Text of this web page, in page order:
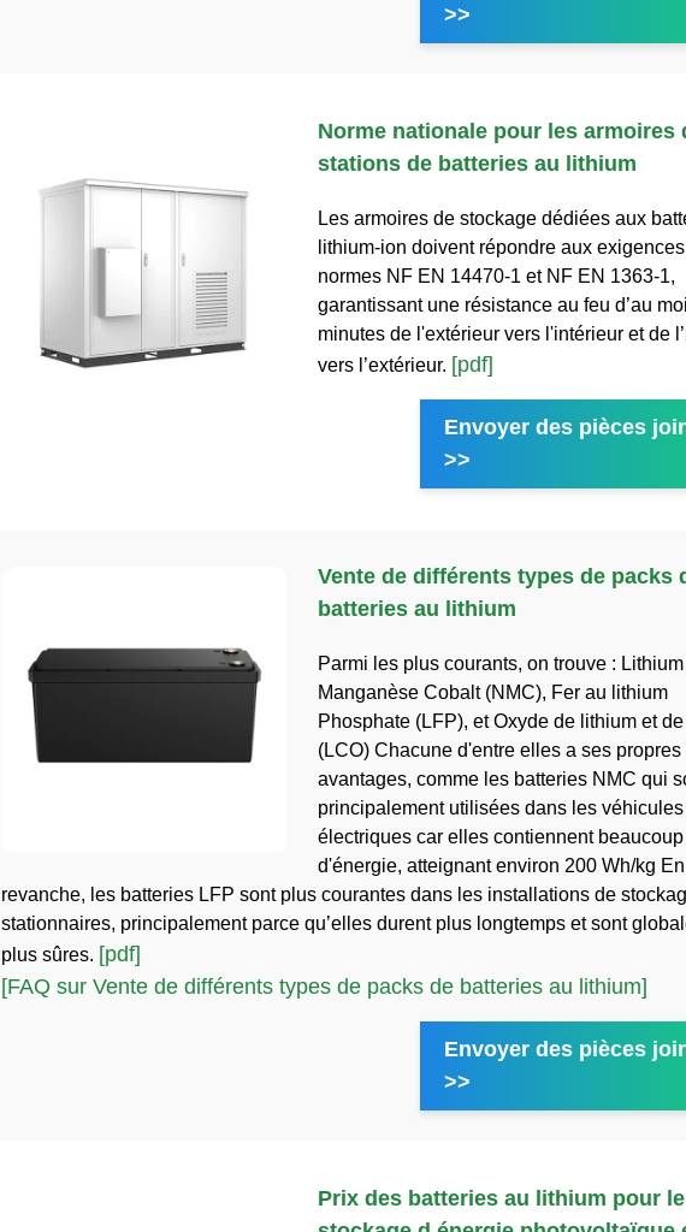
>>
Norme nationale pour les armoires
stations de batteries au lithium
Les armoires de stockage dédiées aux
lithium-ion doivent répondre aux
normes NF EN 14470-1 et NF EN 1363-1,
garantissant une résistance au feu d’au
minutes de l'extérieur vers l'intérieur et de
vers l’extérieur. [pdf]
Envoyer des pièces
>>
Vente de différents types de packs
batteries au lithium
Parmi les plus courants, on trouve : Lithium
Manganèse Cobalt (NMC), Fer au lithium
Phosphate (LFP), et Oxyde de lithium et
(LCO) Chacune d'entre elles a ses propres
avantages, comme les batteries NMC qui
principalement utilisées dans les véhicules
électriques car elles contiennent beaucoup
d'énergie, atteignant environ 200 Wh/kg En
revanche, les batteries LFP sont plus courantes dans les installations de
stationnaires, principalement parce qu’elles durent plus longtemps et sont
plus sûres. [pdf]
[FAQ sur Vente de différents types de packs de batteries au lithium]
Envoyer des pièces
>>
Prix des batteries au lithium pour le